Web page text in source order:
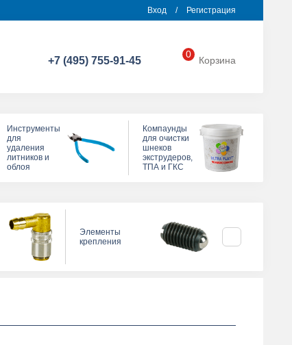
Вход / Регистрация
+7 (495) 755-91-45
0
Корзина
Инструменты
для
удаления
литников и
облоя
Компаунды
для очистки
шнеков
экструдеров,
ТПА и ГКС
Элементы
крепления
Прижимы для
пресс-формы